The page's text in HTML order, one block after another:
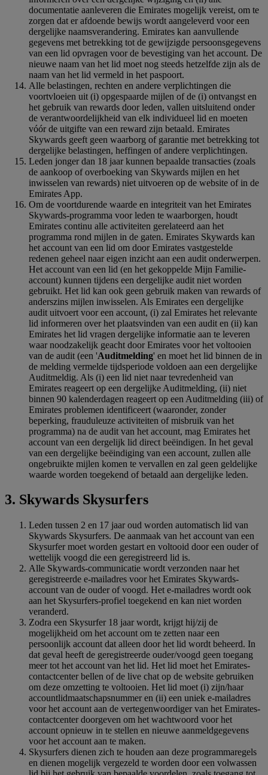
documentatie aanleveren die Emirates mogelijk vereist, om te
zorgen dat er afdoende bewijs wordt aangeleverd voor een
dergelijke naamsverandering. Emirates kan aanvullende
gegevens met betrekking tot de gewijzigde persoonsgegevens
van een lid opvragen voor de bevestiging van het account. De
nieuwe naam van het lid moet nog steeds hetzelfde zijn als de
naam van het lid vermeld in het paspoort.
Alle belastingen, rechten en andere verplichtingen die
voortvloeien uit (i) opgespaarde mijlen of de (i) ontvangst en
het gebruik van rewards door leden, vallen uitsluitend onder
de verantwoordelijkheid van elk individueel lid en moeten
vóór de uitgifte van een reward zijn betaald. Emirates
Skywards geeft geen waarborg of garantie met betrekking tot
dergelijke belastingen, heffingen of andere verplichtingen.
Leden jonger dan 18 jaar kunnen bepaalde transacties (zoals
de aankoop of overboeking van Skywards mijlen en het
inwisselen van rewards) niet uitvoeren op de website of in de
Emirates App.
Om de voortdurende waarde en integriteit van het Emirates
Skywards-programma voor leden te waarborgen, houdt
Emirates continu alle activiteiten gerelateerd aan het
programma rond mijlen in de gaten. Emirates Skywards kan
het account van een lid om door Emirates vastgestelde
redenen geheel naar eigen inzicht aan een audit onderwerpen.
Het account van een lid (en het gekoppelde Mijn Familie-
account) kunnen tijdens een dergelijke audit niet worden
gebruikt. Het lid kan ook geen gebruik maken van rewards of
anderszins mijlen inwisselen. Als Emirates een dergelijke
audit uitvoert voor een account, (i) zal Emirates het relevante
lid informeren over het plaatsvinden van een audit en (ii) kan
Emirates het lid vragen dergelijke informatie aan te leveren
waar noodzakelijk geacht door Emirates voor het voltooien
van de audit (een 'Auditmelding' en moet het lid binnen de in
de melding vermelde tijdsperiode voldoen aan een dergelijke
Auditmeldig. Als (i) een lid niet naar tevredenheid van
Emirates reageert op een dergelijke Auditmelding, (ii) niet
binnen 90 kalenderdagen reageert op een Auditmelding (iii) of
Emirates problemen identificeert (waaronder, zonder
beperking, frauduleuze activiteiten of misbruik van het
programma) na de audit van het account, mag Emirates het
account van een dergelijk lid direct beëindigen. In het geval
van een dergelijke beëindiging van een account, zullen alle
ongebruikte mijlen komen te vervallen en zal geen geldelijke
waarde worden toegekend of betaald aan dergelijke leden.
3. Skywards Skysurfers
Leden tussen 2 en 17 jaar oud worden automatisch lid van
Skywards Skysurfers. De aanmaak van het account van een
Skysurfer moet worden gestart en voltooid door een ouder of
wettelijk voogd die een geregistreerd lid is.
Alle Skywards-communicatie wordt verzonden naar het
geregistreerde e-mailadres voor het Emirates Skywards-
account van de ouder of voogd. Het e-mailadres wordt ook
aan het Skysurfers-profiel toegekend en kan niet worden
veranderd.
Zodra een Skysurfer 18 jaar wordt, krijgt hij/zij de
mogelijkheid om het account om te zetten naar een
persoonlijk account dat alleen door het lid wordt beheerd. In
dat geval heeft de geregistreerde ouder/voogd geen toegang
meer tot het account van het lid. Het lid moet het Emirates-
contactcenter bellen of de live chat op de website gebruiken
om deze omzetting te voltooien. Het lid moet (i) zijn/haar
accountlidmaatschapsnummer en (ii) een uniek e-mailadres
voor het account aan de vertegenwoordiger van het Emirates-
contactcenter doorgeven om het wachtwoord voor het
account opnieuw in te stellen en nieuwe aanmeldgegevens
voor het account aan te maken.
Skysurfers dienen zich te houden aan deze programmaregels
en dienen mogelijk vergezeld te worden door een volwassen